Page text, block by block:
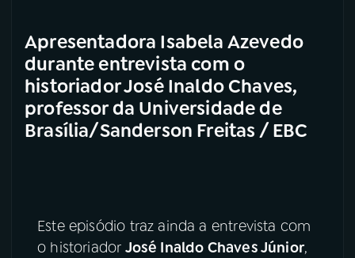
Apresentadora Isabela Azevedo
durante entrevista com o
historiador José Inaldo Chaves,
professor da Universidade de
Brasília/Sanderson Freitas / EBC
Este episódio traz ainda a entrevista com
o historiador José Inaldo Chaves Júnior,